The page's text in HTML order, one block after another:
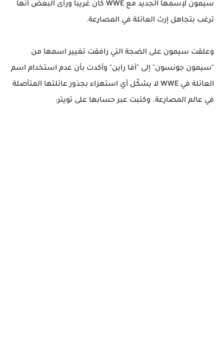
سيمون لإسمها الجديد مع WWE كان غريباً ورأى البعض أنها
ترغب بتجاهل إرث العائلة في المصارعة.
وعلقت سيمون على الضجة التي رافقت تغيير اسمها من
"سيمون جونسون" إلى "آفا راين" وأكدت بأن عدم استخدام اسم
العائلة في WWE لا يشكّل أي استهزاء بجذور عائلتها المتأصلة
في عالم المصارعة. وكتبت عبر حسابها على تويتر: